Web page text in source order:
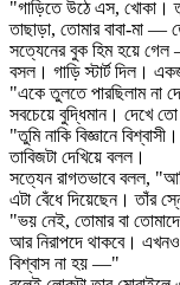
"গাড়িতে উঠে এস, খোকা।
তাছাড়া, তোমার বাবা-মা
সত্যেনের বুক হিম হয়ে গেল
বসল। গাড়ি স্টার্ট দিল।
"একে তুলতে পারছিলাম না
সবচেয়ে বুদ্ধিমান। দেখে
"তুমি নাকি বিজ্ঞানে
তাবিজটা দেখিয়ে বলল।
সত্যেন রাগতভাবে বলল,
এটা বেঁধে দিয়েছেন। তাঁর
"ভয় নেই, তোমার বা
আর নিরাপদে থাকবে।
বিশ্বাস না হয় —"